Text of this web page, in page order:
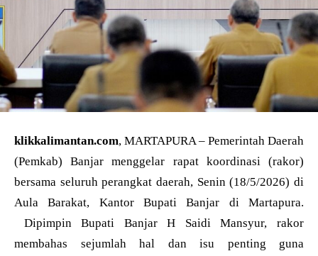
klikkalimantan.com, MARTAPURA – Pemerintah Daerah
(Pemkab) Banjar menggelar rapat koordinasi (rakor)
bersama seluruh perangkat daerah, Senin (18/5/2026) di
Aula Barakat, Kantor Bupati Banjar di Martapura.
Dipimpin Bupati Banjar H Saidi Mansyur, rakor
membahas sejumlah hal dan isu penting guna